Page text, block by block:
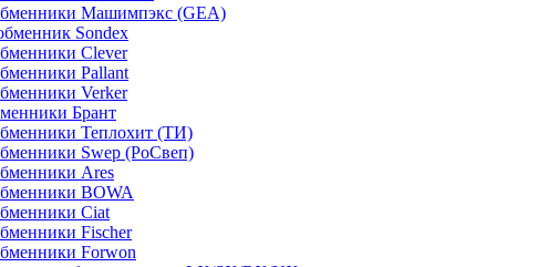
Машимпэкс (GEA)
Sondex
Clever
Pallant
Verker
Брант
Теплохит (ТИ)
Swep (РоСвеп)
Ares
BOWA
Ciat
Fischer
Forwon